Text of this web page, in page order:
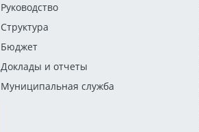
Руководство
Структура
Бюджет
Доклады и отчеты
Муниципальная служба